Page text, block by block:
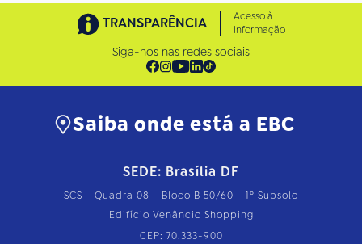
TRANSPARÊNCIA
Acesso à
Informação
Siga-nos nas redes sociais
Saiba onde está a EBC
SEDE: Brasília DF
SCS - Quadra 08 - Bloco B 50/60 - 1º Subsolo
Edifício Venâncio Shopping
CEP: 70.333-900